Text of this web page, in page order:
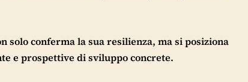
solo conferma la sua resilienza, ma si posiziona
e prospettive di sviluppo concrete.